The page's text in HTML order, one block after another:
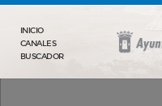
INICIO
CANALES
BUSCADOR